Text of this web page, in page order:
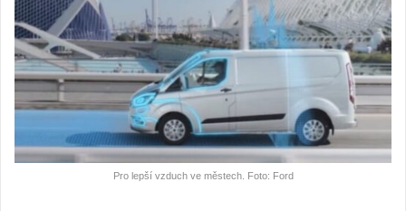
Pro lepší vzduch ve městech. Foto: Ford